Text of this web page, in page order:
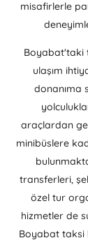
misafirlerle
Boyabat'taki
ulaşım
donanıma
araçlardan
minibüslere
transferleri,
özel tur
hizmetler de
Boyabat taksi